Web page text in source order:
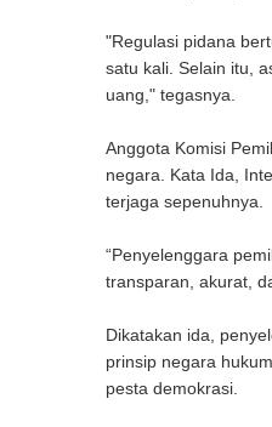
"Regulasi pidana
satu kali. Selain itu,
uang," tegasnya.
Anggota Komisi
negara. Kata Ida,
terjaga sepenuhnya.
“Penyelenggara
transparan, akurat,
Dikatakan ida,
prinsip negara hukum
pesta demokrasi.